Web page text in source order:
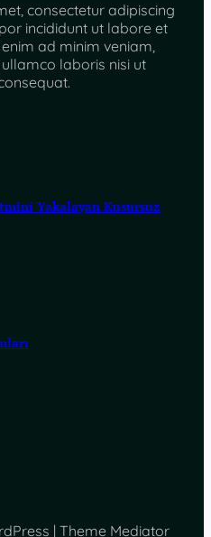
consectetur adipiscing
incididunt ut labore et
ad minim veniam,
laboris nisi ut
Yakalayan Kusursuz
| Theme Mediator